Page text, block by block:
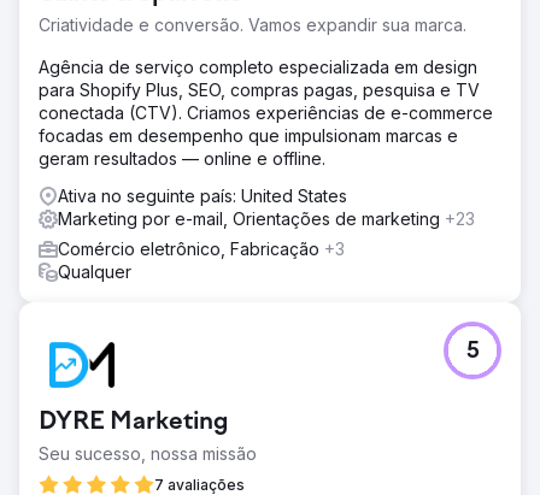
Criatividade e conversão. Vamos expandir sua marca.
Agência de serviço completo especializada em design
para Shopify Plus, SEO, compras pagas, pesquisa e TV
conectada (CTV). Criamos experiências de e-commerce
focadas em desempenho que impulsionam marcas e
geram resultados — online e offline.
Ativa no seguinte país: United States
Marketing por e-mail, Orientações de marketing +23
Comércio eletrônico, Fabricação +3
Qualquer
DYRE Marketing
Seu sucesso, nossa missão
7 avaliações
5